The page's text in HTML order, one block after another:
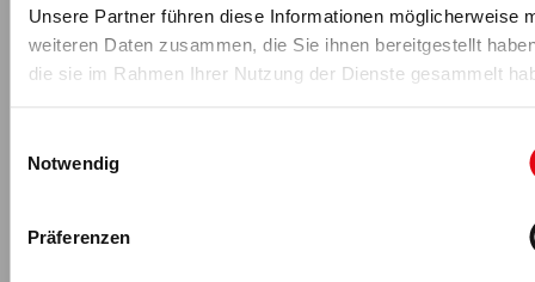
Unsere Partner führen diese Informationen möglicherweise
weiteren Daten zusammen, die Sie ihnen bereitgestellt
die sie im Rahmen Ihrer Nutzung der Dienste gesammelt
Notwendig
Präferenzen
Florian Schmidt
seinem Hotelmanagement-Studium an der